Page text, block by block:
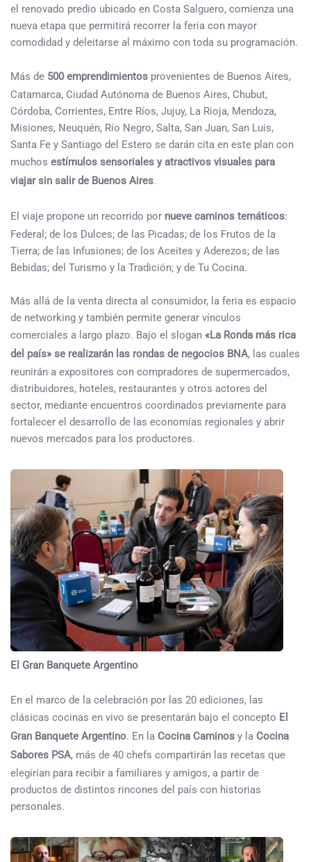
el renovado predio ubicado en Costa Salguero, comienza una
nueva etapa que permitirá recorrer la feria con mayor
comodidad y deleitarse al máximo con toda su programación.
Más de 500 emprendimientos provenientes de Buenos Aires,
Catamarca, Ciudad Autónoma de Buenos Aires, Chubut,
Córdoba, Corrientes, Entre Ríos, Jujuy, La Rioja, Mendoza,
Misiones, Neuquén, Río Negro, Salta, San Juan, San Luis,
Santa Fe y Santiago del Estero se darán cita en este plan con
muchos estímulos sensoriales y atractivos visuales para
viajar sin salir de Buenos Aires.
El viaje propone un recorrido por nueve caminos temáticos:
Federal; de los Dulces; de las Picadas; de los Frutos de la
Tierra; de las Infusiones; de los Aceites y Aderezos; de las
Bebidas; del Turismo y la Tradición; y de Tu Cocina.
Más allá de la venta directa al consumidor, la feria es espacio
de networking y también permite generar vínculos
comerciales a largo plazo. Bajo el slogan «La Ronda más rica
del país» se realizarán las rondas de negocios BNA, las cuales
reunirán a expositores con compradores de supermercados,
distribuidores, hoteles, restaurantes y otros actores del
sector, mediante encuentros coordinados previamente para
fortalecer el desarrollo de las economías regionales y abrir
nuevos mercados para los productores.
El Gran Banquete Argentino
En el marco de la celebración por las 20 ediciones, las
clásicas cocinas en vivo se presentarán bajo el concepto El
Gran Banquete Argentino. En la Cocina Caminos y la Cocina
Sabores PSA, más de 40 chefs compartirán las recetas que
elegirían para recibir a familiares y amigos, a partir de
productos de distintos rincones del país con historias
personales.